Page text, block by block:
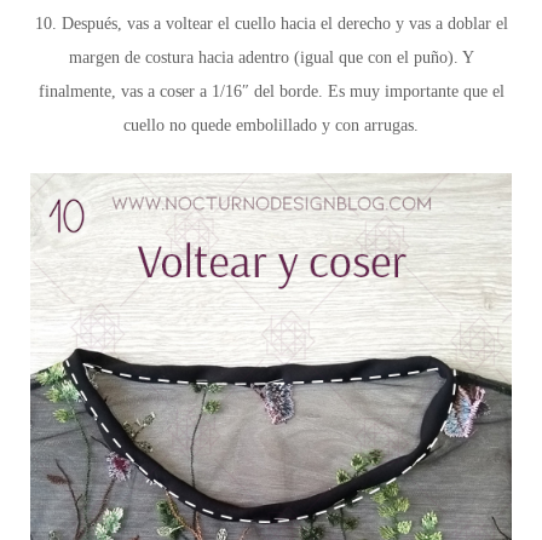
10. Después, vas a voltear el cuello hacia el derecho y vas a doblar el
margen de costura hacia adentro (igual que con el puño). Y
finalmente, vas a coser a 1/16″ del borde. Es muy importante que el
cuello no quede embolillado y con arrugas.